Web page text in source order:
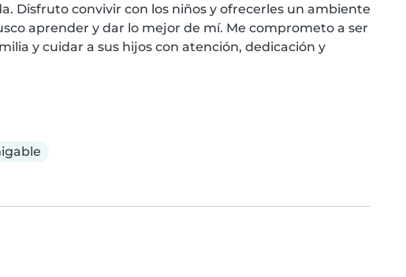
Disfruto convivir con los niños y ofrecerles un ambiente
aprender y dar lo mejor de mí. Me comprometo a ser
y cuidar a sus hijos con atención, dedicación y